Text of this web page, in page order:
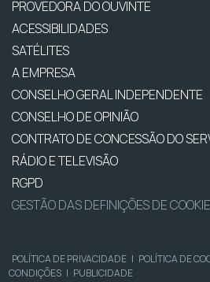
PROVEDORA DO OUVINTE
ACESSIBILIDADES
SATÉLITES
A EMPRESA
CONSELHO GERAL INDEPENDENTE
CONSELHO DE OPINIÃO
CONTRATO DE CONCESSÃO DO
RÁDIO E TELEVISÃO
RGPD
GESTÃO DAS DEFINIÇÕES DE
POLÍTICA DE PRIVACIDADE | POLÍTICA DE
CONDIÇÕES | PUBLICIDADE